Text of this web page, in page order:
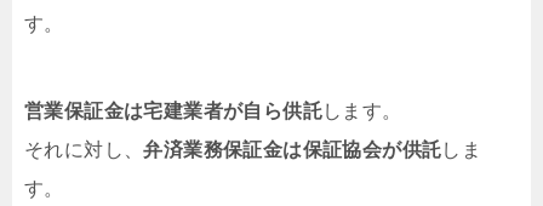
す。
営業保証金は宅建業者が自ら供託します。
それに対し、弁済業務保証金は保証協会が供託しま
す。